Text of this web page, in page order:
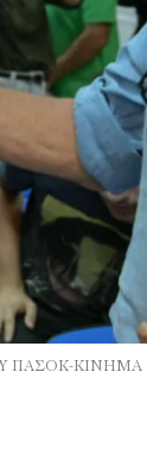
ΠΑΣΟΚ-ΚΙΝΗΜΑ